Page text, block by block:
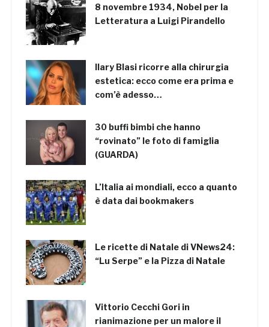
8 novembre 1934, Nobel per la
Letteratura a Luigi Pirandello
Ilary Blasi ricorre alla chirurgia
estetica: ecco come era prima e
com’è adesso…
30 buffi bimbi che hanno
“rovinato” le foto di famiglia
(GUARDA)
L’Italia ai mondiali, ecco a quanto
è data dai bookmakers
Le ricette di Natale di VNews24:
“Lu Serpe” e la Pizza di Natale
Vittorio Cecchi Gori in
rianimazione per un malore il